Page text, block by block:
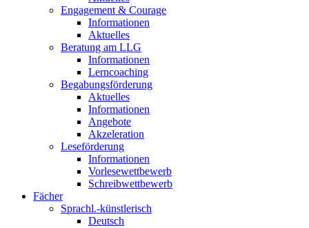
Engagement & Courage
Informationen
Aktuelles
Beratung am LLG
Informationen
Lerncoaching
Begabungsförderung
Aktuelles
Informationen
Angebote
Akzeleration
Leseförderung
Informationen
Vorlesewettbewerb
Schreibwettbewerb
Fächer
Sprachl.-künstlerisch
Deutsch